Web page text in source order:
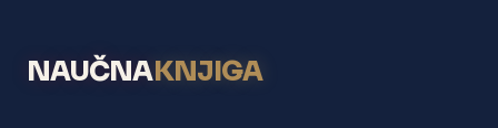
NAUČNAKNJIGA